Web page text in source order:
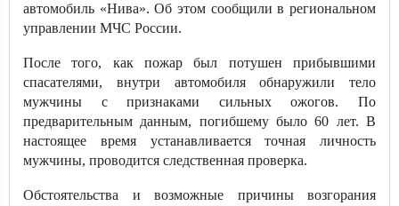
автомобиль «Нива». Об этом сообщили в региональном
управлении МЧС России.
После того, как пожар был потушен прибывшими
спасателями, внутри автомобиля обнаружили тело
мужчины с признаками сильных ожогов. По
предварительным данным, погибшему было 60 лет. В
настоящее время устанавливается точная личность
мужчины, проводится следственная проверка.
Обстоятельства и возможные причины возгорания